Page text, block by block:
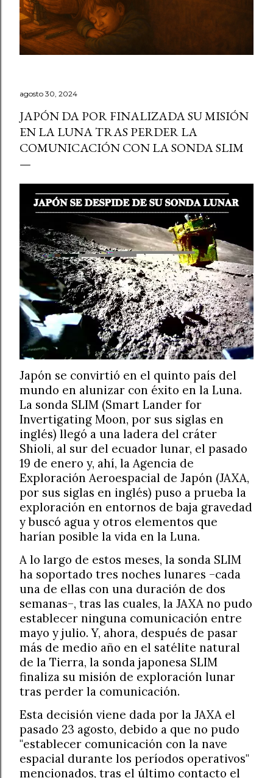
agosto 30, 2024
JAPÓN DA POR FINALIZADA SU MISIÓN
EN LA LUNA TRAS PERDER LA
COMUNICACIÓN CON LA SONDA SLIM
Japón se convirtió en el quinto país del
mundo en alunizar con éxito en la Luna.
La sonda SLIM (Smart Lander for
Invertigating Moon, por sus siglas en
inglés) llegó a una ladera del cráter
Shioli, al sur del ecuador lunar, el pasado
19 de enero y, ahí, la Agencia de
Exploración Aeroespacial de Japón (JAXA,
por sus siglas en inglés) puso a prueba la
exploración en entornos de baja gravedad
y buscó agua y otros elementos que
harían posible la vida en la Luna.
A lo largo de estos meses, la sonda SLIM
ha soportado tres noches lunares –cada
una de ellas con una duración de dos
semanas–, tras las cuales, la JAXA no pudo
establecer ninguna comunicación entre
mayo y julio. Y, ahora, después de pasar
más de medio año en el satélite natural
de la Tierra, la sonda japonesa SLIM
finaliza su misión de exploración lunar
tras perder la comunicación.
Esta decisión viene dada por la JAXA el
pasado 23 agosto, debido a que no pudo
"establecer comunicación con la nave
espacial durante los períodos operativos"
mencionados, tras el último contacto el